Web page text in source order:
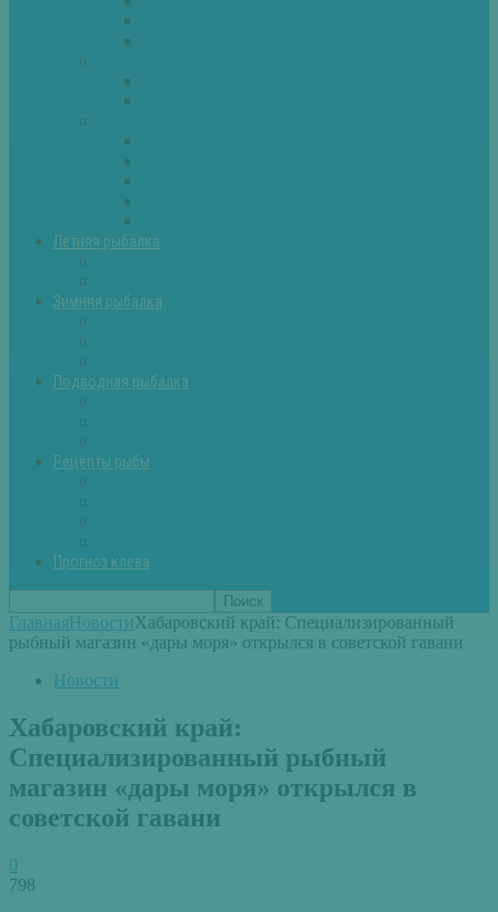
Летняя рыбалка
Зимняя рыбалка
Подводная рыбалка
Рецепты рыбы
Прогноз клева
ГлавнаяНовостиХабаровский край: Специализированный
рыбный магазин «дары моря» открылся в советской гавани
Новости
Хабаровский край:
Специализированный рыбный
магазин «дары моря» открылся в
советской гавани
0
798